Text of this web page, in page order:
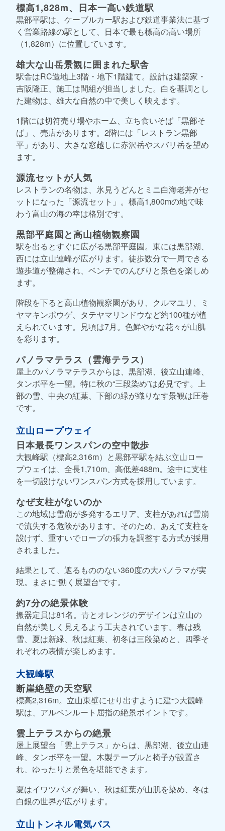
標高1,828m、日本一高い鉄道駅
黒部平駅は、ケーブルカー駅および鉄道事業法に基づ
く営業路線の駅として、日本で最も標高の高い場所
（1,828m）に位置しています。
雄大な山岳景観に囲まれた駅舎
駅舎はRC造地上3階・地下1階建て。設計は建築家・
吉阪隆正、施工は間組が担当しました。白を基調とし
た建物は、雄大な自然の中で美しく映えます。
1階には切符売り場やホーム、立ち食いそば「黒部そ
ば」、売店があります。2階には「レストラン黒部
平」があり、大きな窓越しに赤沢岳やスバリ岳を望め
ます。
源流セットが人気
レストランの名物は、氷見うどんとミニ白海老丼がセ
ットになった「源流セット」。標高1,800mの地で味
わう富山の海の幸は格別です。
黒部平庭園と高山植物観察園
駅を出るとすぐに広がる黒部平庭園。東には黒部湖、
西には立山連峰が広がります。徒歩数分で一周できる
遊歩道が整備され、ベンチでのんびりと景色を楽しめ
ます。
階段を下ると高山植物観察園があり、クルマユリ、ミ
ヤマキンポウゲ、タテヤマリンドウなど約100種が植
えられています。見頃は7月。色鮮やかな花々が山肌
を彩ります。
パノラマテラス（雲海テラス）
屋上のパノラマテラスからは、黒部湖、後立山連峰、
タンボ平を一望。特に秋の“三段染め”は必見です。上
部の雪、中央の紅葉、下部の緑が織りなす景観は圧巻
です。
立山ロープウェイ
日本最長ワンスパンの空中散歩
大観峰駅（標高2,316m）と黒部平駅を結ぶ立山ロー
プウェイは、全長1,710m、高低差488m。途中に支柱
を一切設けないワンスパン方式を採用しています。
なぜ支柱がないのか
この地域は雪崩が多発するエリア。支柱があれば雪崩
で流失する危険があります。そのため、あえて支柱を
設けず、重すいでロープの張力を調整する方式が採用
されました。
結果として、遮るもののない360度の大パノラマが実
現。まさに“動く展望台”です。
約7分の絶景体験
搬器定員は81名。青とオレンジのデザインは立山の
自然が美しく見えるよう工夫されています。春は残
雪、夏は新緑、秋は紅葉、初冬は三段染めと、四季そ
れぞれの表情が楽しめます。
大観峰駅
断崖絶壁の天空駅
標高2,316m。立山東壁にせり出すように建つ大観峰
駅は、アルペンルート屈指の絶景ポイントです。
雲上テラスからの絶景
屋上展望台「雲上テラス」からは、黒部湖、後立山連
峰、タンボ平を一望。木製テーブルと椅子が設置さ
れ、ゆったりと景色を堪能できます。
夏はイワツバメが舞い、秋は紅葉が山肌を染め、冬は
白銀の世界が広がります。
立山トンネル電気バス